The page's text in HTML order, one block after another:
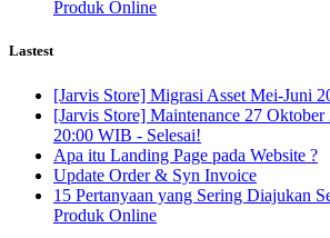
Produk Online
Lastest
[Jarvis Store] Migrasi Asset Mei-Juni
[Jarvis Store] Maintenance 27
20:00 WIB - Selesai!
Apa itu Landing Page pada Website ?
Update Order & Syn Invoice
15 Pertanyaan yang Sering Diajukan
Produk Online